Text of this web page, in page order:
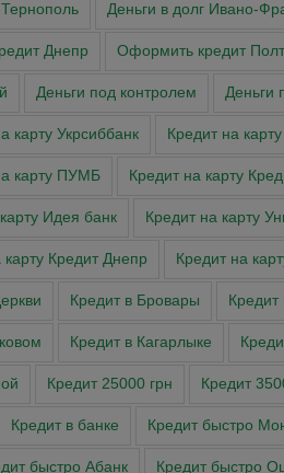
Деньги в долг Ивано-
Днепр Оформить кредит
Деньги под контролем Деньги
карту Укрсиббанк Кредит на
карту ПУМБ Кредит на карту
Идея банк Кредит на карту
карту Кредит Днепр Кредит на
Кредит в Бровары Кредит
Кредит в Кагарлыке
Кредит 25000 грн Кредит
Кредит в банке Кредит быстро
быстро Абанк Кредит быстро